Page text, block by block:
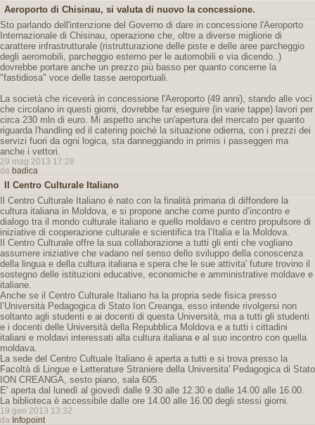
Aeroporto di Chisinau, si valuta di nuovo la concessione.
Sto parlando dell'intenzione del Governo di dare in concessione l'Aeroporto
Internazionale di Chisinau, operazione che, oltre a diverse migliorie di
carattere infrastrutturale (ristrutturazione delle piste e delle aree parcheggio
degli aeromobili, parcheggio esterno per le automobili e via dicendo..)
dovrebbe portare anche un prezzo più basso per quanto concerne la
"fastidiosa" voce delle tasse aeroportuali.
La società che riceverà in concessione l'Aeroporto (49 anni), stando alle voci
che circolano in questi giorni, dovrebbe far eseguire (in varie tappe) lavori per
circa 230 mln di euro. Mi aspetto anche un'apertura del mercato per quanto
riguarda l'handling ed il catering poichè la situazione odierna, con i prezzi dei
servizi fuori da ogni logica, sta danneggiando in primis i passeggeri ma
anche i vettori.
29 mag 2013 17:28
da badica
Il Centro Culturale Italiano
Il Centro Culturale Italiano è nato con la finalità primaria di diffondere la
cultura italiana in Moldova, e si propone anche come punto d’incontro e
dialogo tra il mondo culturale italiano e quello moldavo e centro propulsore di
iniziative di cooperazione culturale e scientifica tra l’Italia e la Moldova.
Il Centro Culturale offre la sua collaborazione a tutti gli enti che vogliano
assumere iniziative che vadano nel senso dello sviluppo della conoscenza
della lingua e della cultura italiana e spera che le sue attivita' future trovino il
sostegno delle istituzioni educative, economiche e amministrative moldave e
italiane.
Anche se il Centro Culturale Italiano ha la propria sede fisica presso
l’Università Pedagogica di Stato Ion Creanga, esso intende rivolgersi non
soltanto agli studenti e ai docenti di questa Università, ma a tutti gli studenti
e i docenti delle Università della Repubblica Moldova e a tutti i cittadini
italiani e moldavi interessati alla cultura italiana e al suo incontro con quella
moldava.
La sede del Centro Cultuale Italiano è aperta a tutti e si trova presso la
Facoltà di Lingue e Letterature Straniere della Universita' Pedagogica di Stato
ION CREANGA, sesto piano, sala 605.
E' aperta dal lunedì al giovedì dalle 9.30 alle 12.30 e dalle 14.00 alle 16.00.
La biblioteca è accessibile dalle ore 14.00 alle 16.00 degli stessi giorni.
19 gen 2013 13:32
da Infopoint